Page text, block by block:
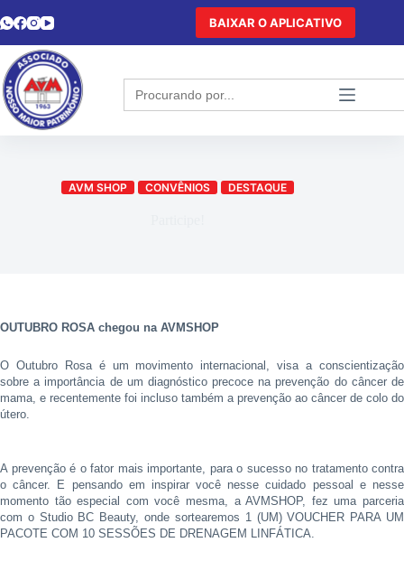
BAIXAR O APLICATIVO
Search
for:
AVM SHOP CONVÊNIOS DESTAQUE
OUTUBRO ROSA chegou na AVMSHOP
O Outubro Rosa é um movimento internacional, visa a conscientização
sobre a importância de um diagnóstico precoce na prevenção do câncer de
mama, e recentemente foi incluso também a prevenção ao câncer de colo do
útero.
A prevenção é o fator mais importante, para o sucesso no tratamento contra
o câncer. E pensando em inspirar você nesse cuidado pessoal e nesse
momento tão especial com você mesma, a AVMSHOP, fez uma parceria
com o Studio BC Beauty, onde sortearemos 1 (UM) VOUCHER PARA UM
PACOTE COM 10 SESSÕES DE DRENAGEM LINFÁTICA.